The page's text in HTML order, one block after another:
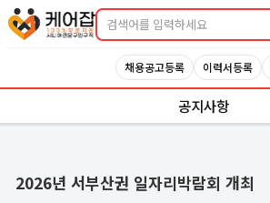
케어잡 공식 취업지원센터
채용공고등록 이력서등록
공지사항
2026년 서부산권 일자리박람회 개최